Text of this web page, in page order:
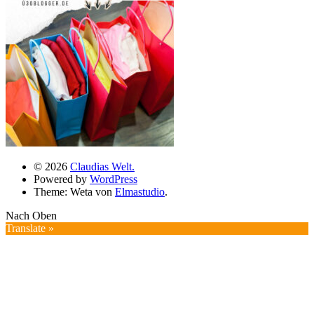
© 2026 Claudias Welt.
Powered by WordPress
Theme: Weta von Elmastudio.
Nach Oben
Translate »